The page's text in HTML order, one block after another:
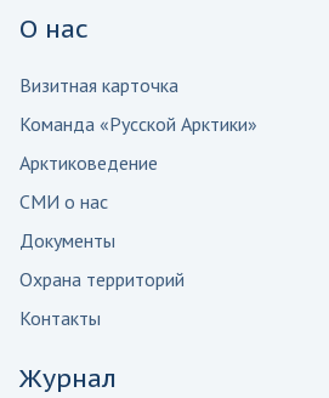
О нас
Визитная карточка
Команда «Русской Арктики»
Арктиковедение
СМИ о нас
Документы
Охрана территорий
Контакты
Журнал